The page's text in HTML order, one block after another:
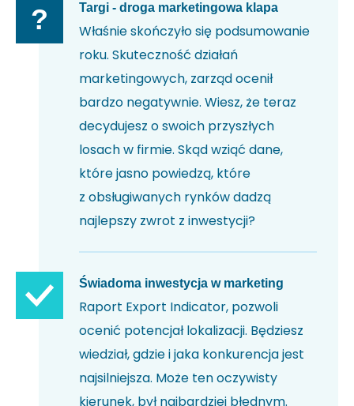
? Targi - droga marketingowa klapa
Właśnie skończyło się podsumowanie
roku. Skuteczność działań
marketingowych, zarząd ocenił
bardzo negatywnie. Wiesz, że teraz
decydujesz o swoich przyszłych
losach w firmie. Skąd wziąć dane,
które jasno powiedzą, które
z obsługiwanych rynków dadzą
najlepszy zwrot z inwestycji?
Świadoma inwestycja w marketing
Raport Export Indicator, pozwoli
ocenić potencjał lokalizacji. Będziesz
wiedział, gdzie i jaka konkurencja jest
najsilniejsza. Może ten oczywisty
kierunek, był najbardziej błędnym.